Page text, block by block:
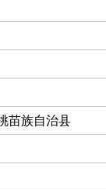
苗族自治县